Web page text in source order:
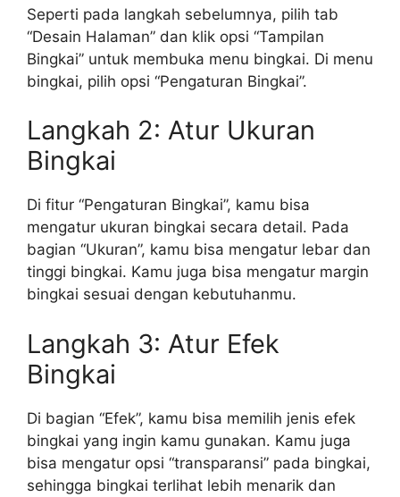
Seperti pada langkah sebelumnya, pilih tab
“Desain Halaman” dan klik opsi “Tampilan
Bingkai” untuk membuka menu bingkai. Di menu
bingkai, pilih opsi “Pengaturan Bingkai”.
Langkah 2: Atur Ukuran
Bingkai
Di fitur “Pengaturan Bingkai”, kamu bisa
mengatur ukuran bingkai secara detail. Pada
bagian “Ukuran”, kamu bisa mengatur lebar dan
tinggi bingkai. Kamu juga bisa mengatur margin
bingkai sesuai dengan kebutuhanmu.
Langkah 3: Atur Efek
Bingkai
Di bagian “Efek”, kamu bisa memilih jenis efek
bingkai yang ingin kamu gunakan. Kamu juga
bisa mengatur opsi “transparansi” pada bingkai,
sehingga bingkai terlihat lebih menarik dan